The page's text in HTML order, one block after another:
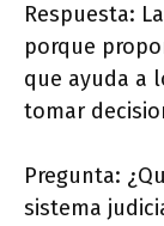
Respuesta:
porque
que ayuda a
tomar
Pregunta:
sistema